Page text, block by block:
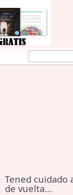
Tened cuidado
de vuelta...